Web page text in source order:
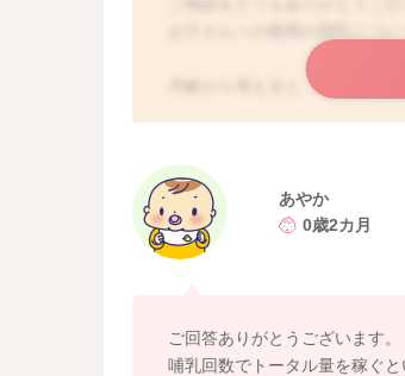
月齢から考えると、今ぐらい
ますよ。
お子さんの今の体重から、1日
6.5kg×120〜150ml＝780〜
お子さんの一回の哺乳量が増
よ。
あやか
0歳2カ月
ご回答ありがとうございます。
哺乳回数でトータル量を稼ぐ